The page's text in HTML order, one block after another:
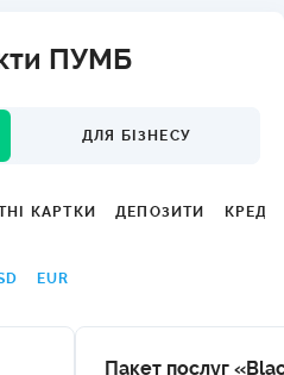
ПУМБ
ДЛЯ БІЗНЕСУ
КАРТКИ ДЕПОЗИТИ
EUR
Пакет послуг